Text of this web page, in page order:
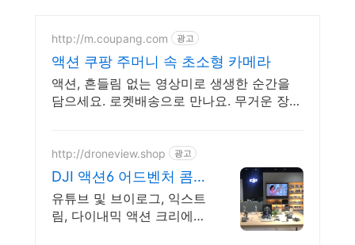
http://m.coupang.com 광고
액션 쿠팡 주머니 속 초소형 카메라
액션, 흔들림 없는 영상미로 생생한 순간을
담으세요. 로켓배송으로 만나요. 무거운 장비
http://droneview.shop 광고
DJI 액션6 어드벤처 콤보
DJI 전시 체험 매장 운영
유튜브 및 브이로그, 익스트
림, 다이내믹 액션 크리에이